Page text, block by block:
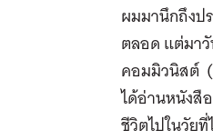
ผมมานึกถึงป
ตลอด แต่มาวั
คอมมิวนิสต์
ได้อ่านหนังสื
ชีวิตไปในวัย